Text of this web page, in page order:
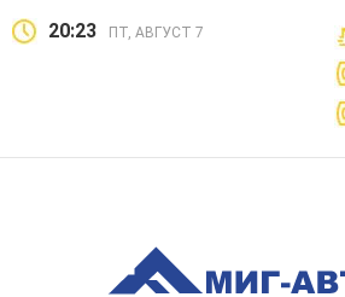
20:23 ПТ, АВГУСТ 7